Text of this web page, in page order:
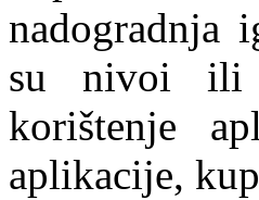
nadogradnja
su nivoi ili
korištenje
aplikacije,